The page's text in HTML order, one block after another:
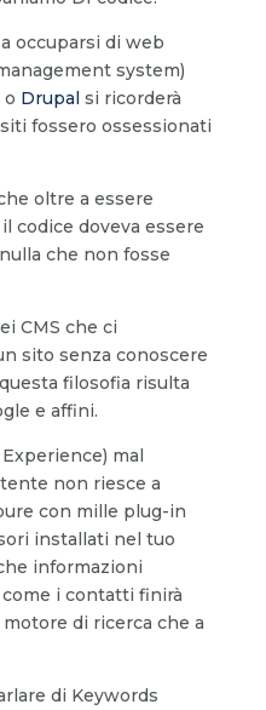
occuparsi di web
system)
o Drupal si ricorderà
fossero ossessionati
oltre a essere
codice doveva essere
che non fosse
CMS che ci
sito senza conoscere
filosofia risulta
e affini.
mal
non riesce a
con mille plug-in
installati nel tuo
informazioni
i contatti finirà
di ricerca che a
di Keywords